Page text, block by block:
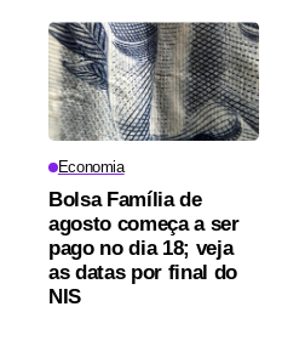
Economia
Bolsa Família de
agosto começa a ser
pago no dia 18; veja
as datas por final do
NIS